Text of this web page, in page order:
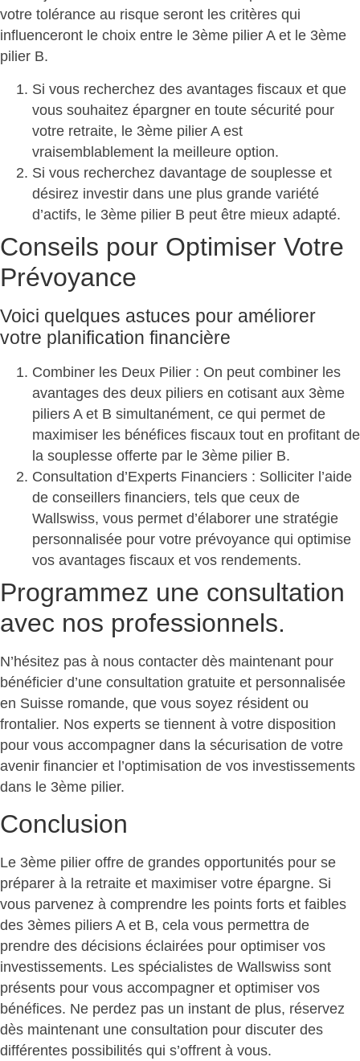
votre tolérance au risque seront les critères qui
influenceront le choix entre le 3ème pilier A et le 3ème
pilier B.
Si vous recherchez des avantages fiscaux et que
vous souhaitez épargner en toute sécurité pour
votre retraite, le 3ème pilier A est
vraisemblablement la meilleure option.
Si vous recherchez davantage de souplesse et
désirez investir dans une plus grande variété
d’actifs, le 3ème pilier B peut être mieux adapté.
Conseils pour Optimiser Votre
Prévoyance
Voici quelques astuces pour améliorer
votre planification financière
Combiner les Deux Pilier : On peut combiner les
avantages des deux piliers en cotisant aux 3ème
piliers A et B simultanément, ce qui permet de
maximiser les bénéfices fiscaux tout en profitant de
la souplesse offerte par le 3ème pilier B.
Consultation d’Experts Financiers : Solliciter l’aide
de conseillers financiers, tels que ceux de
Wallswiss, vous permet d’élaborer une stratégie
personnalisée pour votre prévoyance qui optimise
vos avantages fiscaux et vos rendements.
Programmez une consultation
avec nos professionnels.
N’hésitez pas à nous contacter dès maintenant pour
bénéficier d’une consultation gratuite et personnalisée
en Suisse romande, que vous soyez résident ou
frontalier. Nos experts se tiennent à votre disposition
pour vous accompagner dans la sécurisation de votre
avenir financier et l’optimisation de vos investissements
dans le 3ème pilier.
Conclusion
Le 3ème pilier offre de grandes opportunités pour se
préparer à la retraite et maximiser votre épargne. Si
vous parvenez à comprendre les points forts et faibles
des 3èmes piliers A et B, cela vous permettra de
prendre des décisions éclairées pour optimiser vos
investissements. Les spécialistes de Wallswiss sont
présents pour vous accompagner et optimiser vos
bénéfices. Ne perdez pas un instant de plus, réservez
dès maintenant une consultation pour discuter des
différentes possibilités qui s’offrent à vous.